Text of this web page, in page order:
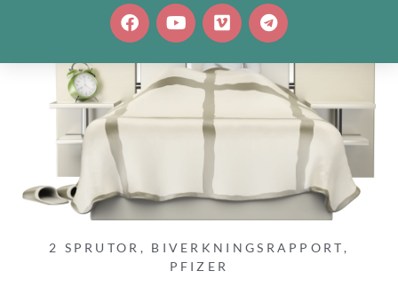
2 SPRUTOR , BIVERKNINGSRAPPORT,
PFIZER